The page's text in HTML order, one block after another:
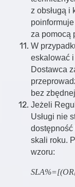
z obsługą i
za pomocą
W
eskalować
Dostawca
bez
Jeżeli
Usługi nie
dostępność
skali roku.
wzoru:
SLA%=[(OR